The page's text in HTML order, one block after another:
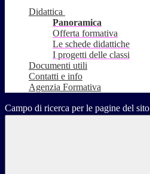
Didattica
Panoramica
Offerta formativa
Le schede didattiche
I progetti delle classi
Documenti utili
Contatti e info
Agenzia Formativa
Campo di ricerca per le pagine del sito